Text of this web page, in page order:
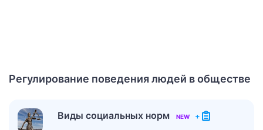
Регулирование поведения людей в обществе
Виды социальных норм NEW +